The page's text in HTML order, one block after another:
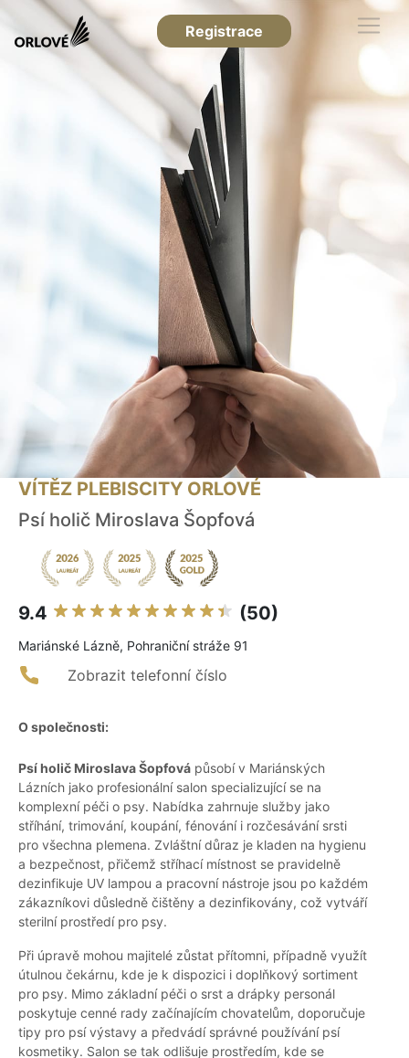
Registrace
VÍTĚZ PLEBISCITY ORLOVÉ
Psí holič Miroslava Šopfová
9.4 (50)
Mariánské Lázně, Pohraniční stráže 91
Zobrazit telefonní číslo
O společnosti:
Psí holič Miroslava Šopfová působí v Mariánských
Lázních jako profesionální salon specializující se na
komplexní péči o psy. Nabídka zahrnuje služby jako
stříhání, trimování, koupání, fénování i rozčesávání srsti
pro všechna plemena. Zvláštní důraz je kladen na hygienu
a bezpečnost, přičemž stříhací místnost se pravidelně
dezinfikuje UV lampou a pracovní nástroje jsou po každém
zákazníkovi důsledně čištěny a dezinfikovány, což vytváří
sterilní prostředí pro psy.
Při úpravě mohou majitelé zůstat přítomni, případně využít
útulnou čekárnu, kde je k dispozici i doplňkový sortiment
pro psy. Mimo základní péči o srst a drápky personál
poskytuje cenné rady začínajícím chovatelům, doporučuje
tipy pro psí výstavy a předvádí správné používání psí
kosmetiky. Salon se tak odlišuje prostředím, kde se